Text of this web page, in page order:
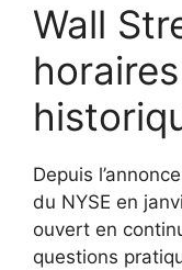
Wall
Depuis
du NYSE en
ouvert en
questions